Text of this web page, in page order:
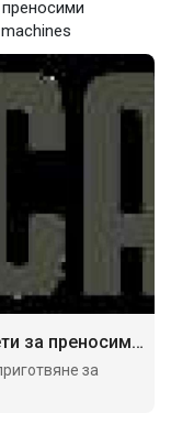
Спестете пари и време с тези съвети за преносими кафемашини
за